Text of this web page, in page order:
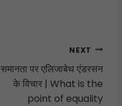
NEXT
समानता पर एलिजाबेथ एंडरसन
के विचार | What is the
point of equality